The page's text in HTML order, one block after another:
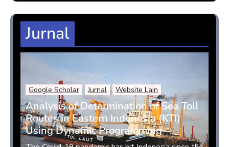
Jurnal
Google Scholar Jurnal Website Lain
Analysis of Determination of Sea Toll
Routes in Eastern Indonesia (KTI)
Using Dynamic Programming